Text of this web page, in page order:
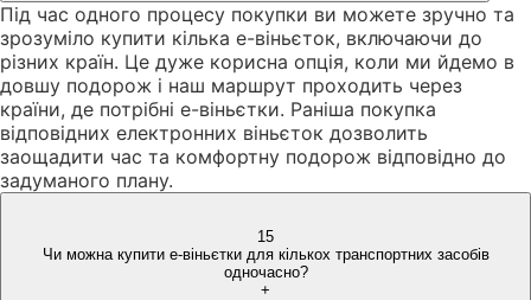
Під час одного процесу покупки ви можете зручно та
зрозуміло купити кілька е-віньєток, включаючи до
різних країн. Це дуже корисна опція, коли ми йдемо в
довшу подорож і наш маршрут проходить через
країни, де потрібні е-віньєтки. Раніша покупка
відповідних електронних віньєток дозволить
заощадити час та комфортну подорож відповідно до
задуманого плану.
15
Чи можна купити е-віньєтки для кількох транспортних засобів
одночасно?
+